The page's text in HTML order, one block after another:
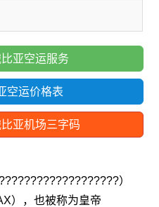
亚空运服务
空运价格表
亚机场三字码
）
），也被称为皇帝